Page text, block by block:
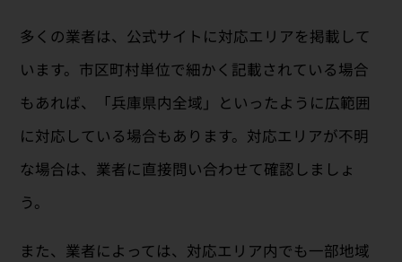
多くの業者は、公式サイトに対応エリアを掲載して
います。市区町村単位で細かく記載されている場合
もあれば、「兵庫県内全域」といったように広範囲
に対応している場合もあります。対応エリアが不明
な場合は、業者に直接問い合わせて確認しましょ
う。
また、業者によっては、対応エリア内でも一部地域